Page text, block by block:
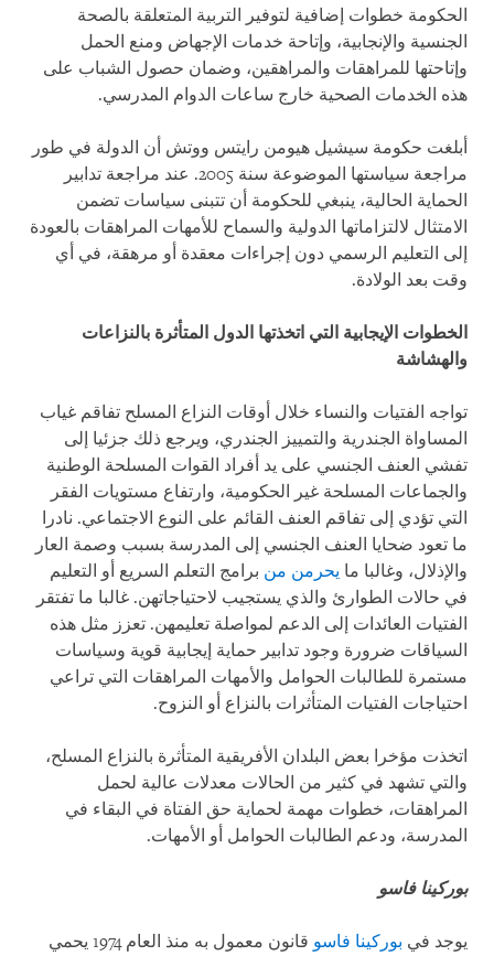
الحكومة خطوات إضافية لتوفير التربية المتعلقة بالصحة
الجنسية والإنجابية، وإتاحة خدمات الإجهاض ومنع الحمل
وإتاحتها للمراهقات والمراهقين، وضمان حصول الشباب على
هذه الخدمات الصحية خارج ساعات الدوام المدرسي.
أبلغت حكومة سيشيل هيومن رايتس ووتش أن الدولة في طور
مراجعة سياستها الموضوعة سنة 2005. عند مراجعة تدابير
الحماية الحالية، ينبغي للحكومة أن تتبنى سياسات تضمن
الامتثال لالتزاماتها الدولية والسماح للأمهات المراهقات بالعودة
إلى التعليم الرسمي دون إجراءات معقدة أو مرهقة، في أي
وقت بعد الولادة.
الخطوات الإيجابية التي اتخذتها الدول المتأثرة بالنزاعات
والهشاشة
تواجه الفتيات والنساء خلال أوقات النزاع المسلح تفاقم غياب
المساواة الجندرية والتمييز الجندري، ويرجع ذلك جزئيا إلى
تفشي العنف الجنسي على يد أفراد القوات المسلحة الوطنية
والجماعات المسلحة غير الحكومية، وارتفاع مستويات الفقر
التي تؤدي إلى تفاقم العنف القائم على النوع الاجتماعي. نادرا
ما تعود ضحايا العنف الجنسي إلى المدرسة بسبب وصمة العار
والإذلال، وغالبا ما يحرمن من برامج التعلم السريع أو التعليم
في حالات الطوارئ والذي يستجيب لاحتياجاتهن. غالبا ما تفتقر
الفتيات العائدات إلى الدعم لمواصلة تعليمهن. تعزز مثل هذه
السياقات ضرورة وجود تدابير حماية إيجابية قوية وسياسات
مستمرة للطالبات الحوامل والأمهات المراهقات التي تراعي
احتياجات الفتيات المتأثرات بالنزاع أو النزوح.
اتخذت مؤخرا بعض البلدان الأفريقية المتأثرة بالنزاع المسلح،
والتي تشهد في كثير من الحالات معدلات عالية لحمل
المراهقات، خطوات مهمة لحماية حق الفتاة في البقاء في
المدرسة، ودعم الطالبات الحوامل أو الأمهات.
بوركينا فاسو
يوجد في بوركينا فاسو
قانون معمول به منذ العام 1974 يحمي